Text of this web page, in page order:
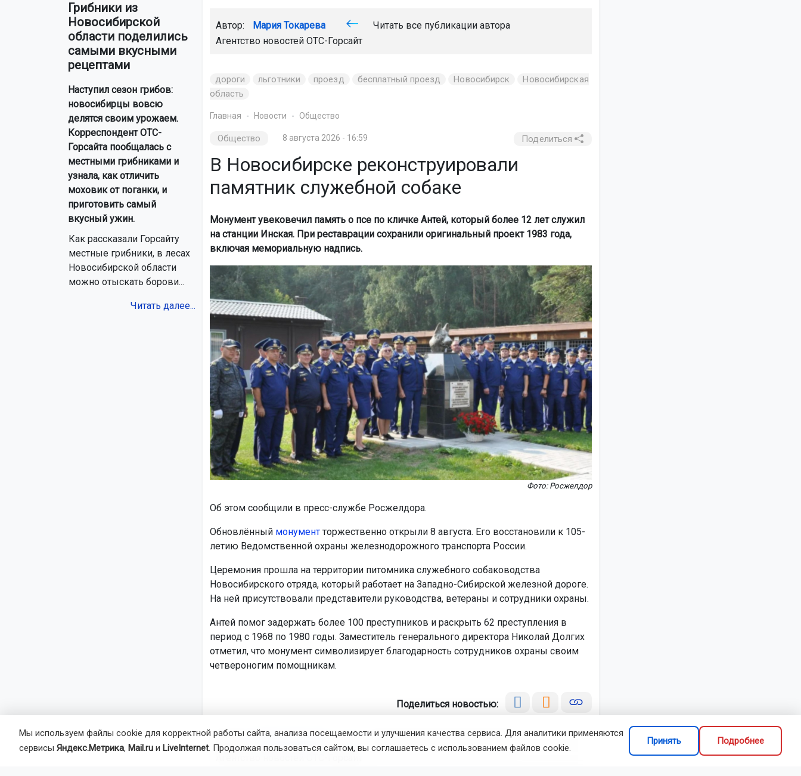
Грибники из
Новосибирской
области поделились
самыми вкусными
рецептами
Наступил сезон грибов:
новосибирцы вовсю
делятся своим урожаем.
Корреспондент ОТС-
Горсайта пообщалась с
местными грибниками и
узнала, как отличить
моховик от поганки, и
приготовить самый
вкусный ужин.
Как рассказали Горсайту
местные грибники, в лесах
Новосибирской области
можно отыскать борови...
Читать далее...
Автор: Мария Токарева
Читать все публикации автора
Агентство новостей ОТС-Горсайт
дороги льготники проезд бесплатный проезд Новосибирск
Новосибирская
область
Главная Новости Общество
Общество 8 августа 2026 - 16:59 Поделиться
В Новосибирске реконструировали
памятник служебной собаке
Монумент увековечил память о псе по кличке Антей, который более 12 лет служил
на станции Инская. При реставрации сохранили оригинальный проект 1983 года,
включая мемориальную надпись.
Фото: Росжелдор
Об этом сообщили в пресс-службе Росжелдора.
Обновлённый монументторжественно открыли 8 августа. Его восстановили к 105-
летию Ведомственной охраны железнодорожного транспорта России.
Церемония прошла на территории питомника служебного собаководства
Новосибирского отряда, который работает на Западно-Сибирской железной дороге.
На ней присутствовали представители руководства, ветераны и сотрудники охраны.
Антей помог задержать более 100 преступников и раскрыть 62 преступления в
период с 1968 по 1980 годы. Заместитель генерального директора Николай Долгих
отметил, что монумент символизирует благодарность сотрудников охраны своим
четвероногим помощникам.
Поделиться новостью:
Автор:
Мы используем файлы cookie для корректной работы сайта, анализа посещаемости и улучшения качества сервиса. Для аналитики применяются
сервисы Яндекс.Метрика, Mail.ru и LiveInternet. Продолжая пользоваться сайтом, вы соглашаетесь с использованием файлов cookie.
Принять Подробнее